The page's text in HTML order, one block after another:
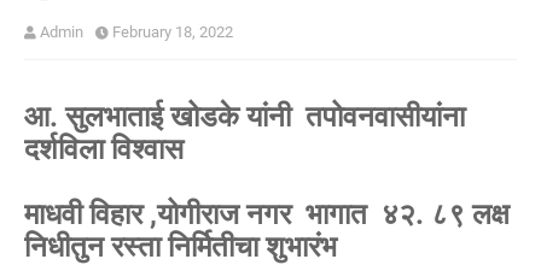
Admin February 18, 2022
आ. सुलभाताई खोडके यांनी तपोवनवासीयांना
दर्शविला विश्वास
माधवी विहार ,योगीराज नगर भागात ४२. ८९ लक्ष
निधीतुन रस्ता निर्मितीचा शुभारंभ